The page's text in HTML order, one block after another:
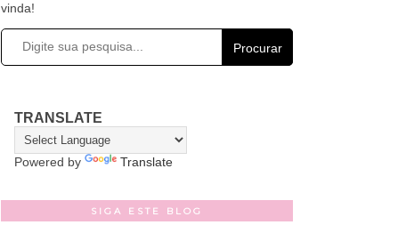
vinda!
Procurar
TRANSLATE
Powered by Translate
SIGA ESTE BLOG